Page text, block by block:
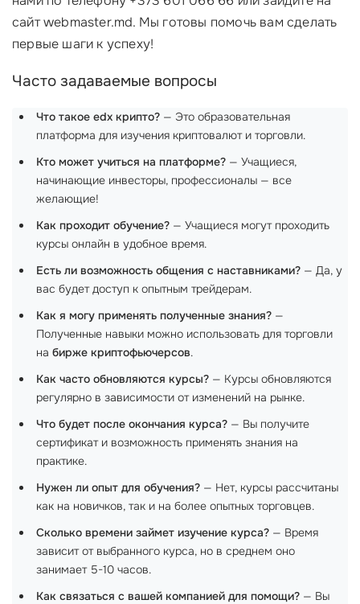
сайт webmaster.md. Мы готовы помочь вам сделать
первые шаги к успеху!
Часто задаваемые вопросы
Что такое edx крипто? — Это образовательная
платформа для изучения криптовалют и торговли.
Кто может учиться на платформе? — Учащиеся,
начинающие инвесторы, профессионалы — все
желающие!
Как проходит обучение? — Учащиеся могут проходить
курсы онлайн в удобное время.
Есть ли возможность общения с наставниками? — Да, у
вас будет доступ к опытным трейдерам.
Как я могу применять полученные знания? —
Полученные навыки можно использовать для торговли
на бирже криптофьючерсов.
Как часто обновляются курсы? — Курсы обновляются
регулярно в зависимости от изменений на рынке.
Что будет после окончания курса? — Вы получите
сертификат и возможность применять знания на
практике.
Нужен ли опыт для обучения? — Нет, курсы рассчитаны
как на новичков, так и на более опытных торговцев.
Сколько времени займет изучение курса? — Время
зависит от выбранного курса, но в среднем оно
занимает 5-10 часов.
Как связаться с вашей компанией для помощи? — Вы